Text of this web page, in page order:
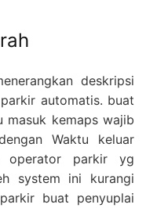
deskripsi
automatis. buat
masuk kemaps wajib
Waktu keluar
operator parkir yg
system ini kurangi
buat penyuplai